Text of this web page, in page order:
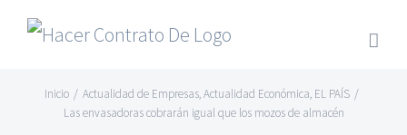
Skip
Inicio / Actualidad de Empresas,Actualidad Económica, EL PAÍS /
Las envasadoras cobrarán igual que los mozos de almacén